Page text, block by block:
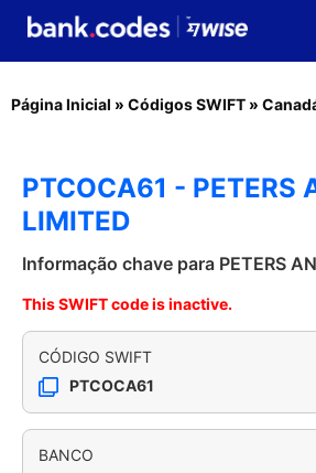
Página Inicial » Códigos SWIFT »
PTCOCA61 - PETERS
LIMITED
Informação chave para PETERS
This SWIFT code is inactive.
CÓDIGO SWIFT
PTCOCA61
BANCO